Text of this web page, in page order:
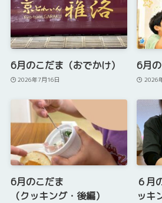
6月のこだま（おでかけ）
2026年7月16日
6月
2026
6月のこだま
（クッキング・後編）
６
ッキ